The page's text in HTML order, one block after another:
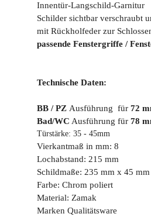
Innentür-Langschild-Garnitur
Schilder sichtbar verschraubt
mit Rückholfeder zur
passende Fenstergriffe /
Technische Daten:
BB / PZ Ausführung für 72
Bad/WC Ausführung für 78
Türstärke: 35 - 45mm
Vierkantmaß in mm: 8
Lochabstand: 215 mm
Schildmaße: 235 mm x 45 mm
Farbe: Chrom poliert
Material: Zamak
Marken Qualitätsware